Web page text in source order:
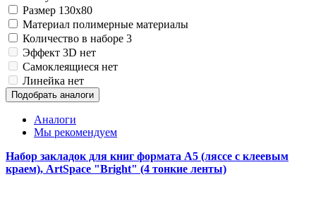
Пленки солнцезащитные для окон
Все товары раздела
Размер 130x80
Материал полимерные материалы
Количество в наборе 3
Эффект 3D нет
Самоклеящиеся нет
Линейка нет
Подобрать аналоги
Аналоги
Мы рекомендуем
Набор закладок для книг формата А5 (ляссе с клеевым
краем), ArtSpace "Bright" (4 тонкие ленты)